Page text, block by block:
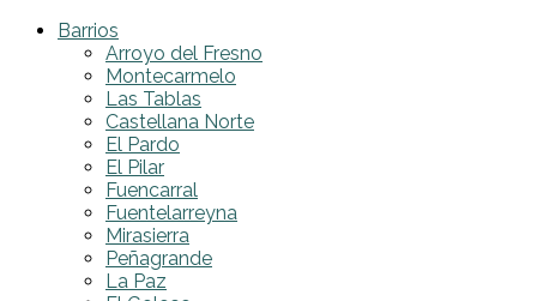
Barrios
Arroyo del Fresno
Montecarmelo
Las Tablas
Castellana Norte
El Pardo
El Pilar
Fuencarral
Fuentelarreyna
Mirasierra
Peñagrande
La Paz